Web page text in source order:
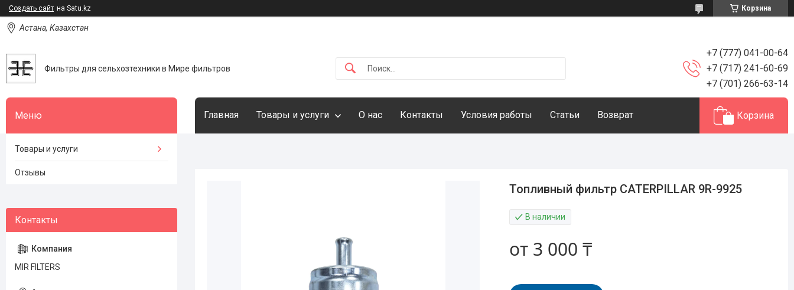
Создать сайт на Satu.kz Корзина
Астана, Казахстан
Фильтры для сельхозтехники в Мире фильтров
+7 (777) 041-00-64
+7 (717) 241-60-69
+7 (701) 266-63-14
Главная Товары и услуги О нас Контакты Условия работы Статьи Возврат Корзина
Топливный фильтр CATERPILLAR 9R-9925
В наличии
от 3 000 ₸
Товары и услуги
Отзывы
MIR FILTERS